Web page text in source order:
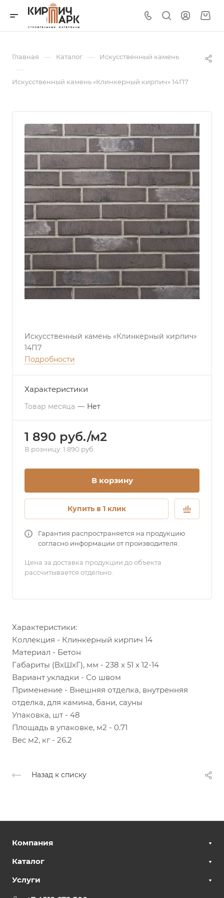
Главная — Каталог — Искусственный камень
—
Искусственный камень «Клинкерный кирпич» 14П7
Искусственный камень «Клинкерный кирпич»
14П7
Подробности
Характеристики
Товар месяца — Нет
1 890 руб./м2
В розницу: 1 890 руб.
В корзину
Купить в 1 клик
Гарантия распространяется на продукцию
согласно информации от производителя.
Цена за доставка продукции до объекта
рассчитывается отдельно.
Характеристики:
Коллекция - Клинкерный кирпич 14
Материал - Бетон
Габариты (ВхШхГ), мм - 238 х 51 х 12-14
Вариант укладки - Со швом
Применение - Внешняя отделка, внутренняя
отделка, для камина, бани, сауны
Упаковка, шт - 48
Площадь в упаковке, м2 - 0.71
Вес м2, кг - 26.2
Назад к списку
Компания
Каталог
Услуги